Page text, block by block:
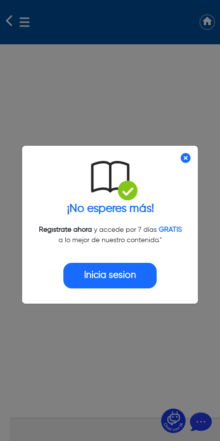
¡No esperes más!
Regístrate ahoray accede por 7 días GRATIS
a lo mejor de nuestro contenido."
Inicia sesión